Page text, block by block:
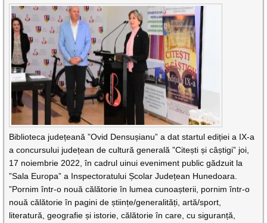
Biblioteca județeană ”Ovid Densușianu” a dat startul ediției a IX-a
a concursului județean de cultură generală ”Citești și câștigi” joi,
17 noiembrie 2022, în cadrul uinui eveniment public gădzuit la
”Sala Europa” a Inspectoratului Școlar Județean Hunedoara.
”Pornim într-o nouă călătorie în lumea cunoașterii, pornim într-o
nouă călătorie în pagini de științe/generalități, artă/sport,
literatură, geografie și istorie, călătorie în care, cu siguranță,